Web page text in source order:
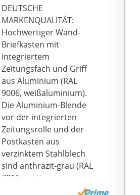
Wandbriefkasten/Zaun
briefkasten oder
freistehend draußen
am Boden montierbar.
Paket-Entnahme vorne,
abschließbar.
Geschützt: Ihre Pakete
sind durch das Schloss
an der Außentür der
Paketbox gegen
Diebstahl gesichert.
Der stabile Paketkasten
ist aus 0.7mm
verzinktem Stahl
gefertigt und durch die
DEUTSCHE
MARKENQUALITÄT:
Hochwertiger Wand-
Briefkasten mit
integriertem
Zeitungsfach und Griff
aus Aluminium (RAL
9006, weißaluminium).
Die Aluminium-Blende
vor der integrierten
Zeitungsrolle und der
Postkasten aus
verzinktem Stahlblech
sind anthrazit-grau (RAL
7016, matt,